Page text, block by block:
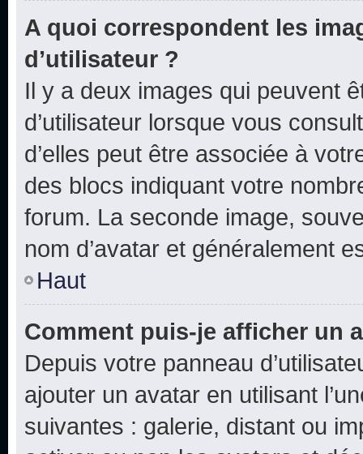
A quoi correspondent les
d’utilisateur ?
Il y a deux images qui peuvent
d’utilisateur lorsque vous
d’elles peut être associée à
des blocs indiquant votre
forum. La seconde image,
nom d’avatar et généralement
Haut
Comment puis-je afficher un
Depuis votre panneau
ajouter un avatar en utilisant
suivantes : galerie, distant ou